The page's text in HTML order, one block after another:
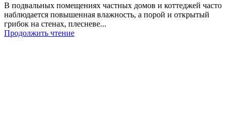
В подвальных помещениях частных домов и коттеджей часто
наблюдается повышенная влажность, а порой и открытый
грибок на стенах, плесневе...
Продолжить чтение